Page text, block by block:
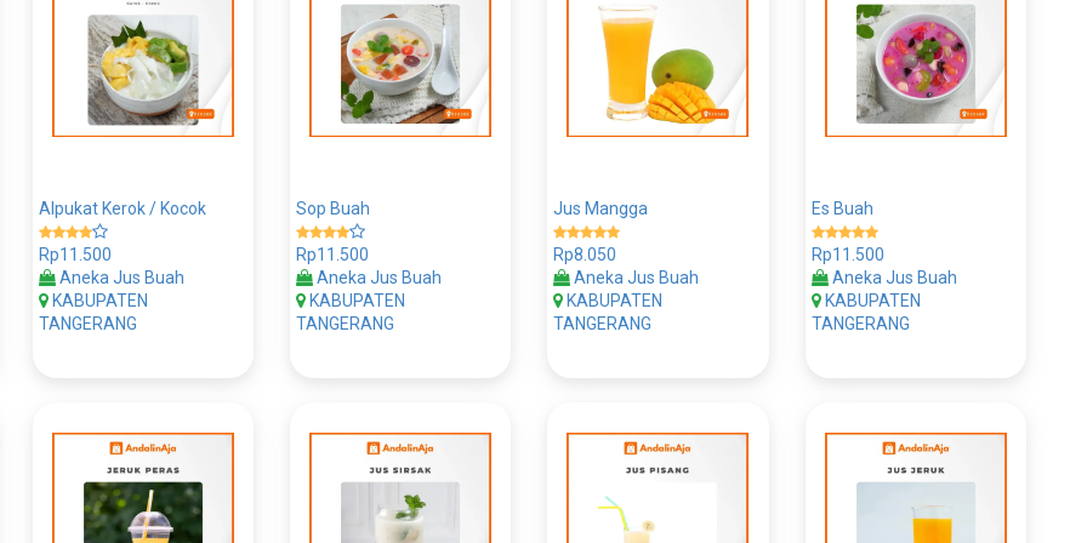
Alpukat Kerok / Kocok
Rp11.500
Aneka Jus Buah
KABUPATEN
TANGERANG
Sop Buah
Rp11.500
Aneka Jus Buah
KABUPATEN
TANGERANG
Jus Mangga
Rp8.050
Aneka Jus Buah
KABUPATEN
TANGERANG
Es Buah
Rp11.500
Aneka Jus Buah
KABUPATEN
TANGERANG